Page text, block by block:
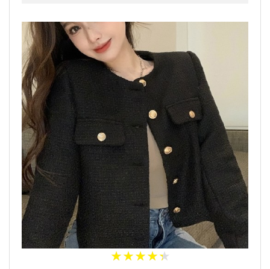
★★★★★
★★★★★